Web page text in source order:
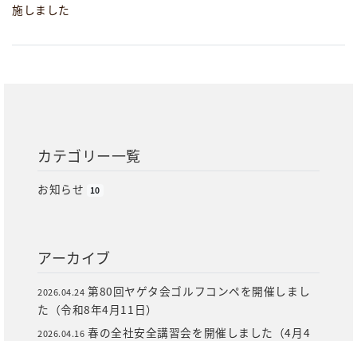
施しました
カテゴリー一覧
お知らせ 10
アーカイブ
2026.04.24 第80回ヤゲタ会ゴルフコンペを開催しまし
た（令和8年4月11日）
2026.04.16 春の全社安全講習会を開催しました（4月4